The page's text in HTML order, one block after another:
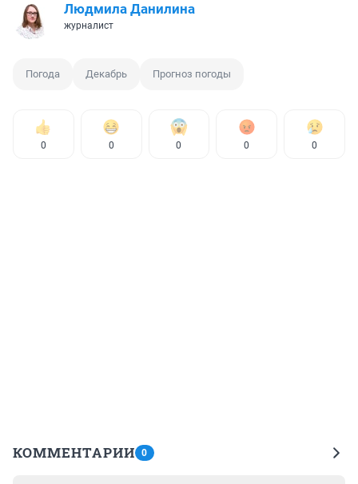
Людмила Данилина
журналист
Погода Декабрь Прогноз погоды
0 0 0 0 0
КОММЕНТАРИИ 0